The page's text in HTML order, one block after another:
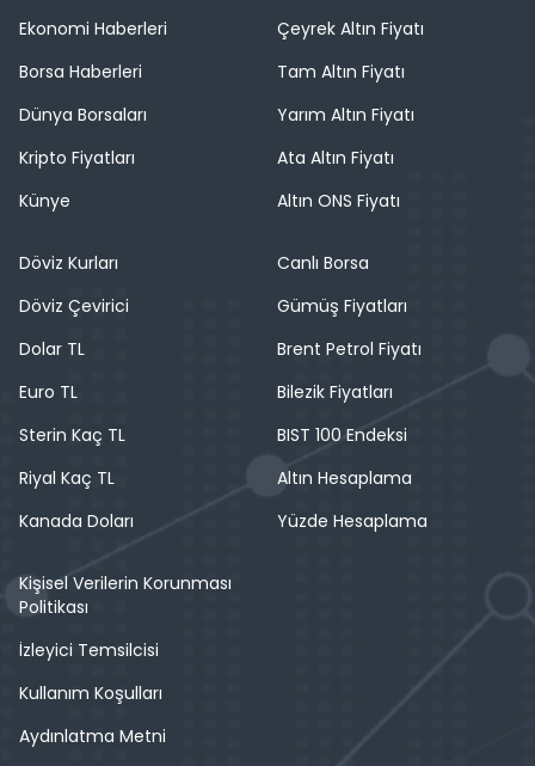
Ekonomi Haberleri
Borsa Haberleri
Dünya Borsaları
Kripto Fiyatları
Künye
Çeyrek Altın Fiyatı
Tam Altın Fiyatı
Yarım Altın Fiyatı
Ata Altın Fiyatı
Altın ONS Fiyatı
Döviz Kurları
Döviz Çevirici
Dolar TL
Euro TL
Sterin Kaç TL
Riyal Kaç TL
Kanada Doları
Canlı Borsa
Gümüş Fiyatları
Brent Petrol Fiyatı
Bilezik Fiyatları
BIST 100 Endeksi
Altın Hesaplama
Yüzde Hesaplama
Kişisel Verilerin Korunması
Politikası
İzleyici Temsilcisi
Kullanım Koşulları
Aydınlatma Metni